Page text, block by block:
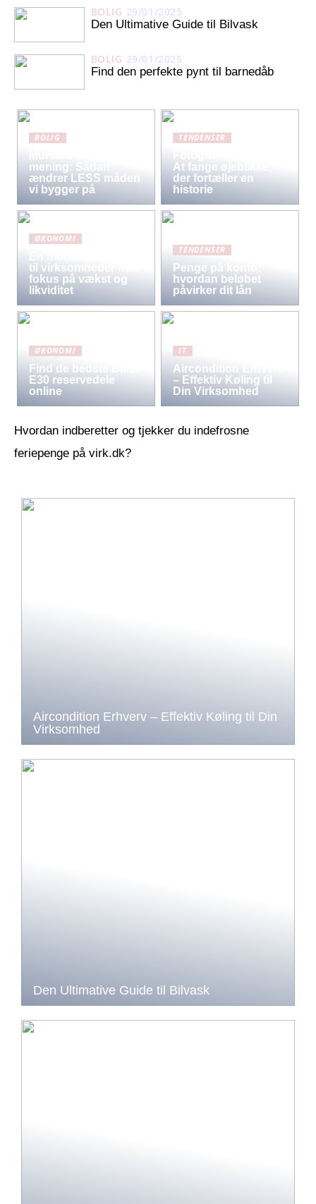
BOLIG 29/01/2025
Den Ultimative Guide til Bilvask
BOLIG 29/01/2025
Find den perfekte pynt til barnedåb
BOLIG
mening: Sådan
ændrer LESS måden
vi bygger på
TENDENSER
At fange øjeblikke,
der fortæller en
historie
ØKONOMI
til virksomheder med
fokus på vækst og
likviditet
TENDENSER
Penge på konto:
hvordan beløbet
påvirker dit lån
ØKONOMI
Find de bedste BMW
E30 reservedele
online
IT
Aircondition Erhverv
– Effektiv Køling til
Din Virksomhed
Hvordan indberetter og tjekker du indefrosne
feriepenge på virk.dk?
Aircondition Erhverv – Effektiv Køling til Din
Virksomhed
Den Ultimative Guide til Bilvask